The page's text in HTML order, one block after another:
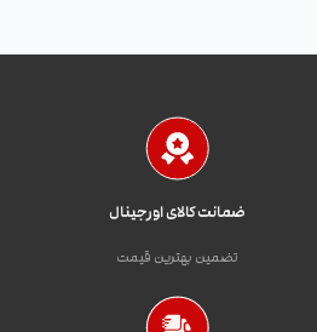
ضمانت کالای اورجینال
تضمین بهترین قیمت